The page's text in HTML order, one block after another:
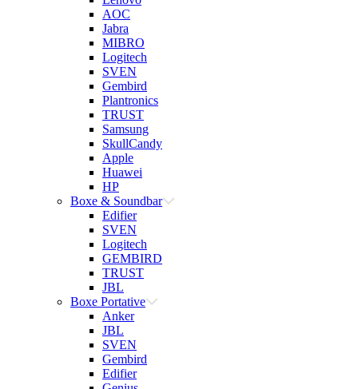
AOC
Jabra
MIBRO
Logitech
SVEN
Gembird
Plantronics
TRUST
Samsung
SkullCandy
Apple
Huawei
HP
Boxe & Soundbar
Edifier
SVEN
Logitech
GEMBIRD
TRUST
JBL
Boxe Portative
Anker
JBL
SVEN
Gembird
Edifier